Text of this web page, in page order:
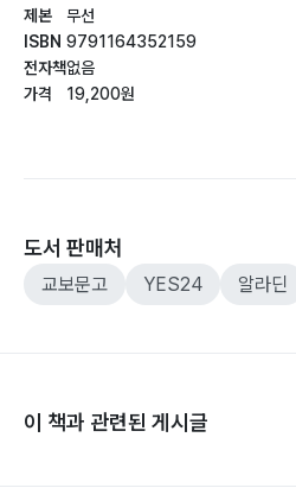
제본
ISBN
전자책
가격
무선
9791164352159
없음
19,200원
도서 판매처
교보문고 YES24 알라딘
이 책과 관련된 게시글